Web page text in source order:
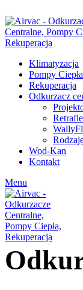
Klimatyzacja
Pompy Ciepła
Rekuperacja
Odkurzacz
Wod-Kan
Kontakt
Menu